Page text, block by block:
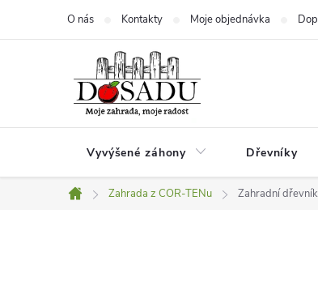
O nás Kontakty Moje objednávka
Vyvýšené záhony Dřevníky
Domů
Zahrada z COR-TENu Zahradní